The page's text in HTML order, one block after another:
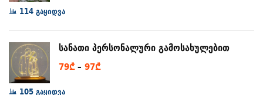
80₾
114 გაყიდვა
სანათი პერსონალური გამოსახულებით
79₾ – 97₾Price
105 გაყიდვა